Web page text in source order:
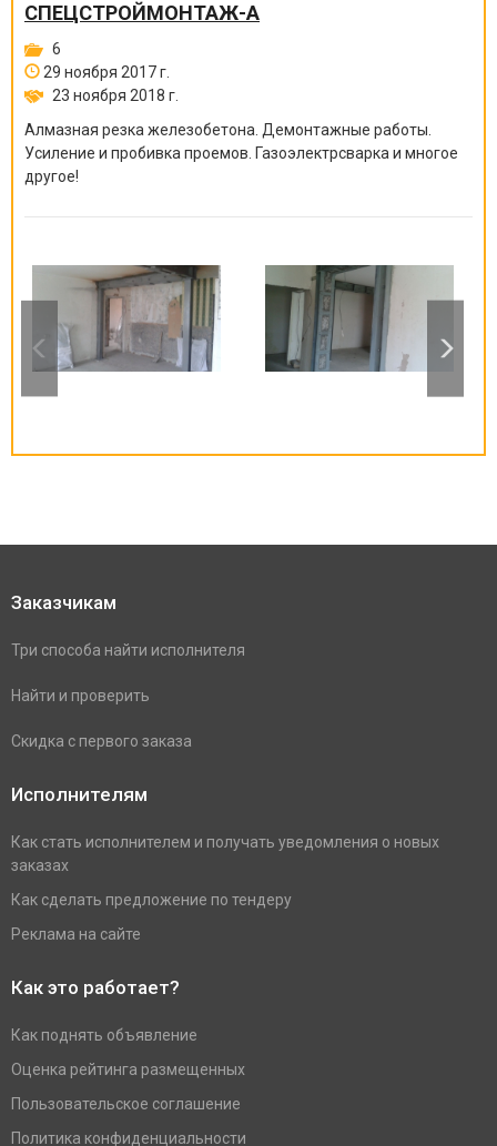
СПЕЦСТРОЙМОНТАЖ-А
6
29 ноября 2017 г.
23 ноября 2018 г.
Алмазная резка железобетона. Демонтажные работы.
Усиление и пробивка проемов. Газоэлектрсварка и многое
другое!
Заказчикам
Три способа найти исполнителя
Найти и проверить
Скидка с первого заказа
Исполнителям
Как стать исполнителем и получать уведомления о новых
заказах
Как сделать предложение по тендеру
Реклама на сайте
Как это работает?
Как поднять объявление
Оценка рейтинга размещенных
Пользовательское соглашение
Политика конфиденциальности